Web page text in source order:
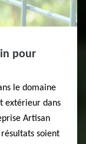
pour
le domaine
extérieur dans
Artisan
résultats soient